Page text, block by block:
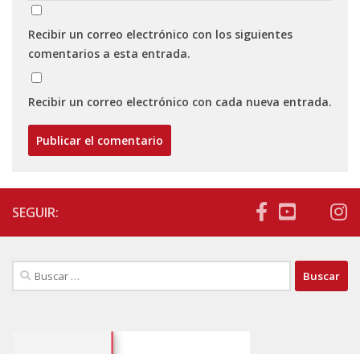
Recibir un correo electrónico con los siguientes
comentarios a esta entrada.
Recibir un correo electrónico con cada nueva entrada.
SEGUIR:
Buscar: